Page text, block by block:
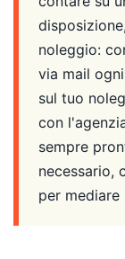
noleggio:
via mail
sul tuo
con
sempre
necessario,
per